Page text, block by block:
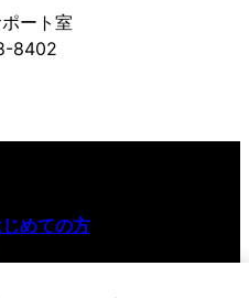
ート室
8402
めての方